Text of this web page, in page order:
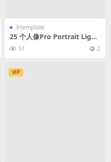
.lrtemplate
25 个人像Pro Portrait Light
room 预设
51 2
VIP